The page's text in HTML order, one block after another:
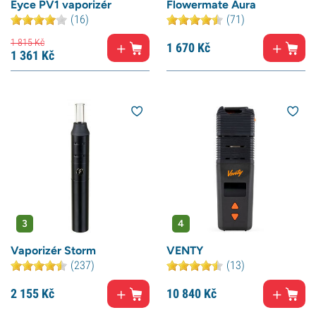
Eyce PV1 vaporizér
(16)
1 815Kč
1 361 Kč
Flowermate Aura
(71)
1 670 Kč
3
Vaporizér Storm
(237)
2 155 Kč
4
VENTY
(13)
10 840 Kč